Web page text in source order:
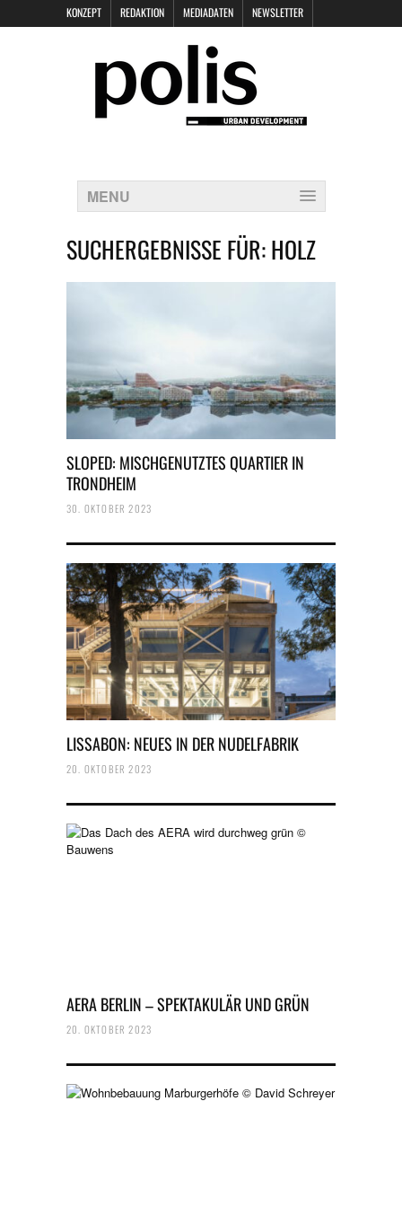
KONZEPT REDAKTION MEDIADATEN NEWSLETTER
DATENSCHUTZ
MENU
SUCHERGEBNISSE FÜR:HOLZ
SLOPED: MISCHGENUTZTES QUARTIER IN
TRONDHEIM
30. OKTOBER 2023
LISSABON: NEUES IN DER NUDELFABRIK
20. OKTOBER 2023
AERA BERLIN – SPEKTAKULÄR UND GRÜN
20. OKTOBER 2023